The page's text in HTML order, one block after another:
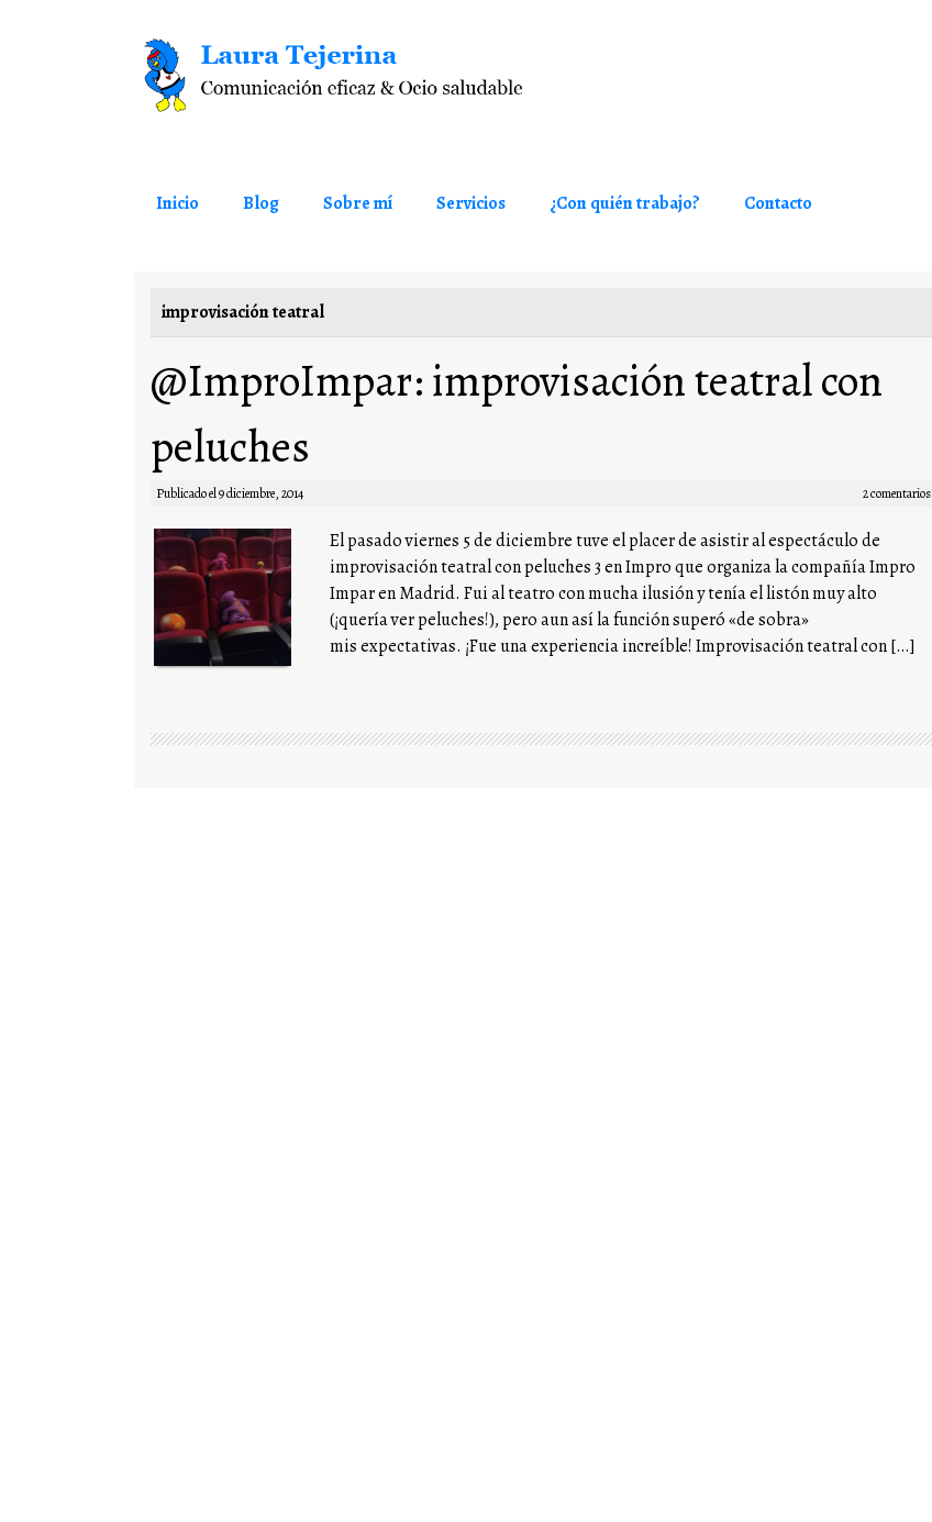
Saltar al contenido
Inicio Blog Sobre mí Servicios ¿Con quién trabajo? Contacto
improvisación teatral
@ImproImpar: improvisación teatral con
peluches
Publicado el9 diciembre, 2014 2 comentarios
El pasado viernes 5 de diciembre tuve el placer de asistir al espectáculo de
improvisación teatral con peluches 3 en Impro que organiza la compañía Impro
Impar en Madrid. Fui al teatro con mucha ilusión y tenía el listón muy alto
(¡quería ver peluches!), pero aun así la función superó «de sobra»
mis expectativas. ¡Fue una experiencia increíble! Improvisación teatral con […]